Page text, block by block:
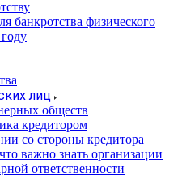
банкротства физического
лиц
обществ
кредитором
со стороны кредитора
важно знать организации
ответственности